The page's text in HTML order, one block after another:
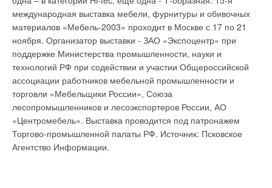
международная выставка мебели, фурнитуры и обивочных
материалов «Мебель-2003» проходит в Москве с 17 по 21
ноября. Организатор выставки - ЗАО «Экспоцентр» при
поддержке Министерства промышленности, науки и
технологий РФ при содействии и участии Общероссийской
ассоциации работников мебельной промышленности и
торговли «Мебельщики России», Союза
лесопромышленников и лесоэкспортеров России, АО
«Центромебель». Выставка проводится под патронажем
Торгово-промышленной палаты РФ. Источник: Псковское
Агентство Информации.
Уведомления отключены
Комментарии
В этой теме еще нет комментариев
Добавить комментарий
воздуха, в котором работают эти внутренние блоки, почти
такой же, как и для наружного блока Сити Мульти, то есть от
–5 °С до 43 °С в режиме охлаждения и от –10 °С до 20 °С в
режиме обогрева. Если температура опускается ниже -5 °С
при охлаждении или выше 20 °С при обогреве, термостат
выключается, и блок продолжает работу в режиме FAN.
Разумеется, системы Сити Мульти можно эксплуатировать в
режиме обогрева и при более низких температурах. Поэтому
необходимо предусмотреть преднагреватель, который будет
нагревать воздух на входе в канальный блок до –10 °С.
Источник: журнал "Формула Жизни"